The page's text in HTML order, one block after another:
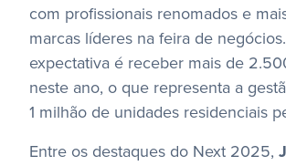
com profissionais renomados e
marcas líderes na feira de
expectativa é receber mais de
neste ano, o que representa a
1 milhão de unidades residenciais
Entre os destaques do Next 2025,